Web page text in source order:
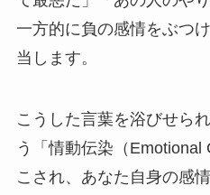
一方的に負の感情をぶつ
当します。
こうした言葉を浴びせら
う「情動伝染（Emotional
こされ、あなた自身の感